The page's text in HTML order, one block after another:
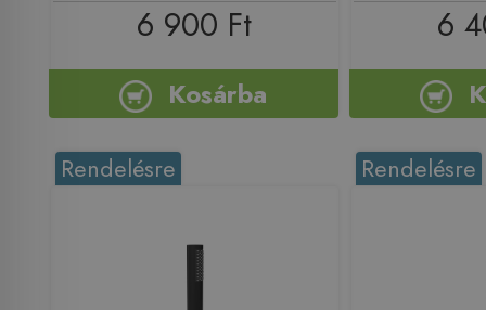
6 900 Ft
Kosárba
6
Rendelésre Rendelésre